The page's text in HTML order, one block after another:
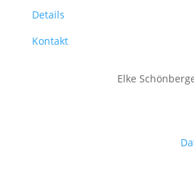
Details
Kontakt
Elke